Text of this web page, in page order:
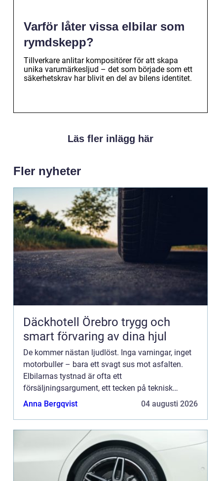
Varför låter vissa elbilar som
rymdskepp?
Tillverkare anlitar kompositörer för att skapa
unika varumärkesljud – det som började som ett
säkerhetskrav har blivit en del av bilens identitet.
Läs fler inlägg här
Fler nyheter
Däckhotell Örebro trygg och
smart förvaring av dina hjul
De kommer nästan ljudlöst. Inga varningar, inget
motorbuller – bara ett svagt sus mot asfalten.
Elbilarnas tystnad är ofta ett
försäljningsargument, ett tecken på teknisk
förfining och komfort. Men under ytan...
Anna Bergqvist 04 augusti 2026